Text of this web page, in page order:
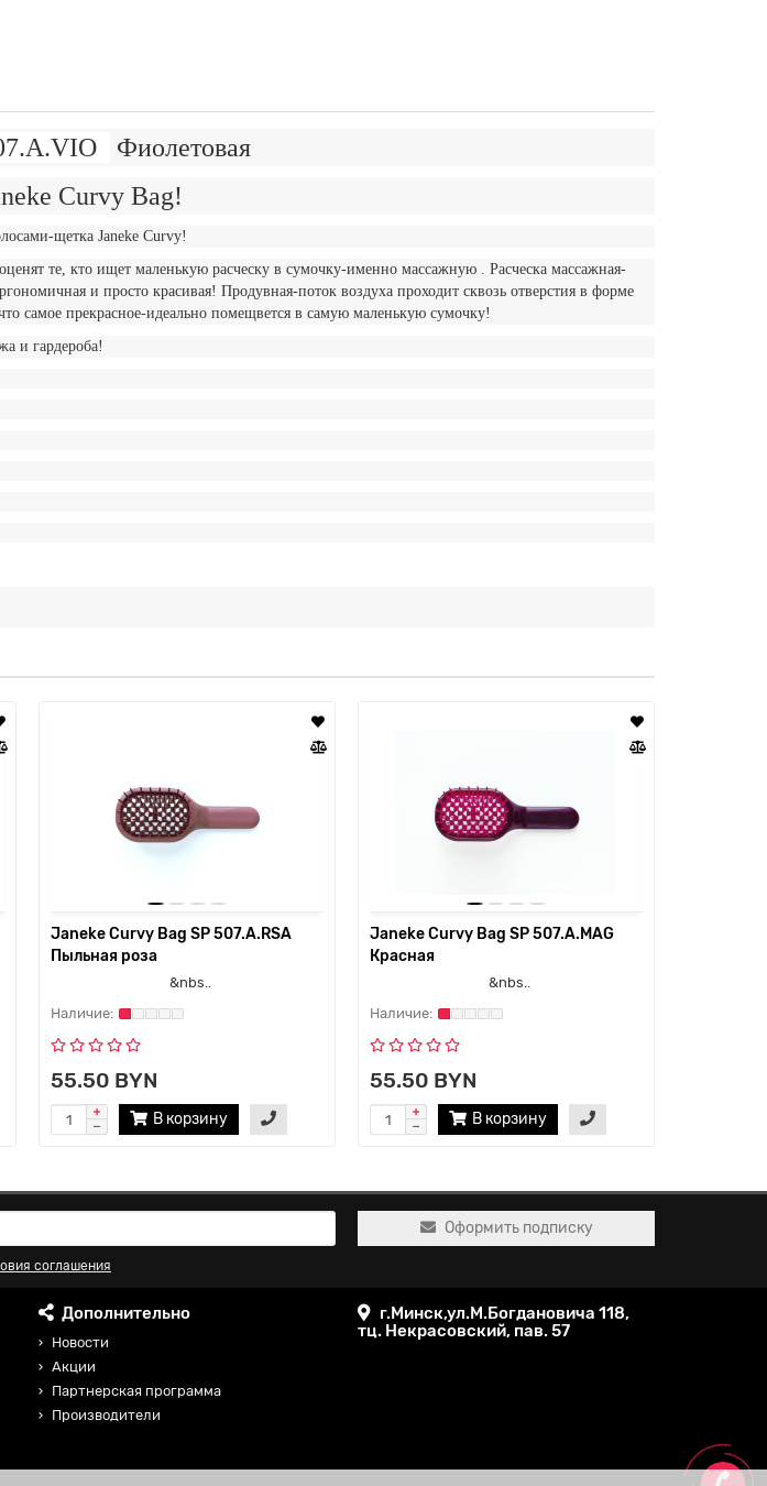
Фиолетовая
Bag!
Janeke Curvy!
те, кто ищет маленькую расческу в сумочку-именно массажную . Расческа массажная-
и просто красивая! Продувная-поток воздуха проходит сквозь отверстия в форме
самое прекрасное-идеально помещвется в самую маленькую сумочку!
и гардероба!
Janeke Curvy Bag SP 507.A.RSA
Пыльная роза
&nbs..
55.50 BYN
В корзину
Janeke Curvy Bag SP 507.A.MAG
Красная
&nbs..
55.50 BYN
В корзину
соглашения
Оформить подписку
Дополнительно
Новости
Акции
Партнерская программа
Производители
г.Минск,ул.М.Богдановича 118,
тц. Некрасовский, пав. 57